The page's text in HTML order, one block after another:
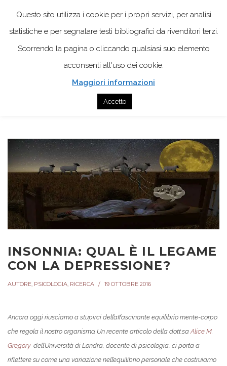
INSONNIA: QUAL È IL LEGAME
CON LA DEPRESSIONE?
AUTORE, PSICOLOGIA, RICERCA 19 OTTOBRE 2016
Ancora oggi riusciamo a stupirci dell’affascinante equilibrio mente-corpo
che regola il nostro organismo. Un recente articolo della dott.saAlice M.
Gregory dell’Università di Londra, docente di psicologia, ci porta a
riflettere su come una variazione nell’equilibrio personale che costruiamo
Questo sito utilizza i cookie per i propri servizi, per analisi
statistiche e per segnalare testi bibliografici da rivenditori terzi.
Scorrendo la pagina o cliccando qualsiasi suo elemento
acconsenti all'uso dei cookie.
Maggiori informazioni
Accetto